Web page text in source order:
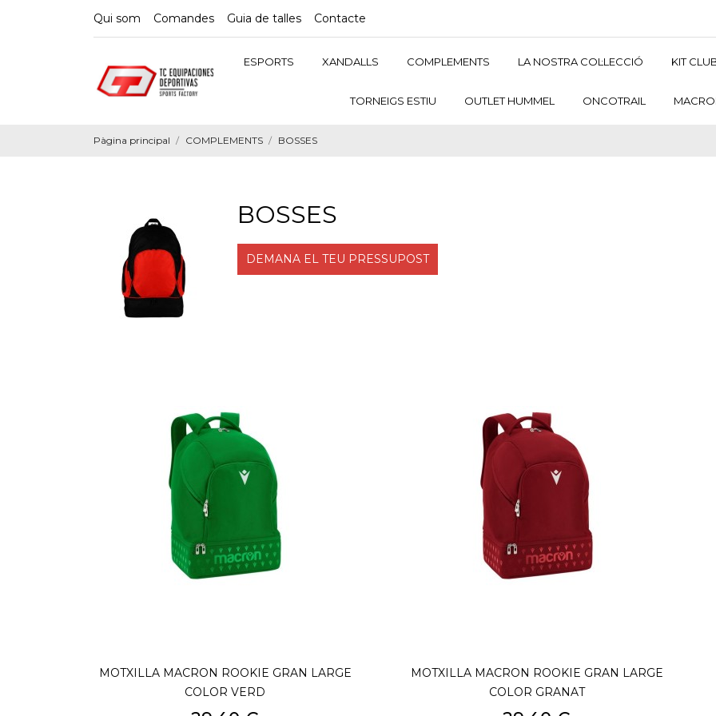
Qui som Comandes Guia de talles Contacte
ESPORTS XANDALLS COMPLEMENTS LA NOSTRA COL·LECCIÓ KIT
TORNEIGS ESTIU OUTLET HUMMEL ONCOTRAIL
Pàgina principal COMPLEMENTS BOSSES
BOSSES
DEMANA EL TEU PRESSUPOST
MOTXILLA MACRON ROOKIE GRAN LARGE
COLOR VERD
MOTXILLA MACRON ROOKIE GRAN LARGE
COLOR GRANAT